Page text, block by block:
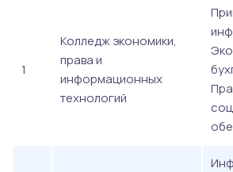
1
Колледж экономики,
права и
информационных
технологий